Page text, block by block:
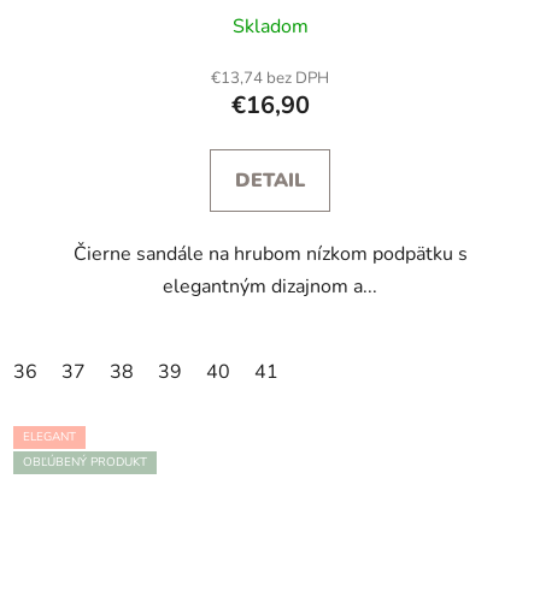
Skladom
€13,74 bez DPH
€16,90
DETAIL
Čierne sandále na hrubom nízkom podpätku s
elegantným dizajnom a...
36 37 38 39 40 41
ELEGANT
OBĽÚBENÝ PRODUKT